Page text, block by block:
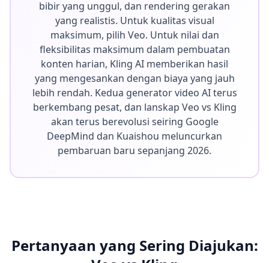
bibir yang unggul, dan rendering gerakan
yang realistis. Untuk kualitas visual
maksimum, pilih Veo. Untuk nilai dan
fleksibilitas maksimum dalam pembuatan
konten harian, Kling AI memberikan hasil
yang mengesankan dengan biaya yang jauh
lebih rendah. Kedua generator video AI terus
berkembang pesat, dan lanskap Veo vs Kling
akan terus berevolusi seiring Google
DeepMind dan Kuaishou meluncurkan
pembaruan baru sepanjang 2026.
Pertanyaan yang Sering Diajukan: